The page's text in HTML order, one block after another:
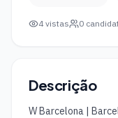
4 vistas 0
Descrição
W Barcelona |